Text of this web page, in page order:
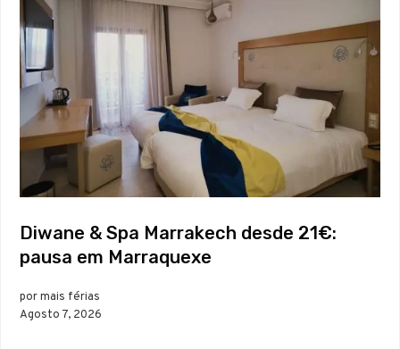
Diwane & Spa Marrakech desde 21€:
pausa em Marraquexe
por mais férias
Agosto 7, 2026